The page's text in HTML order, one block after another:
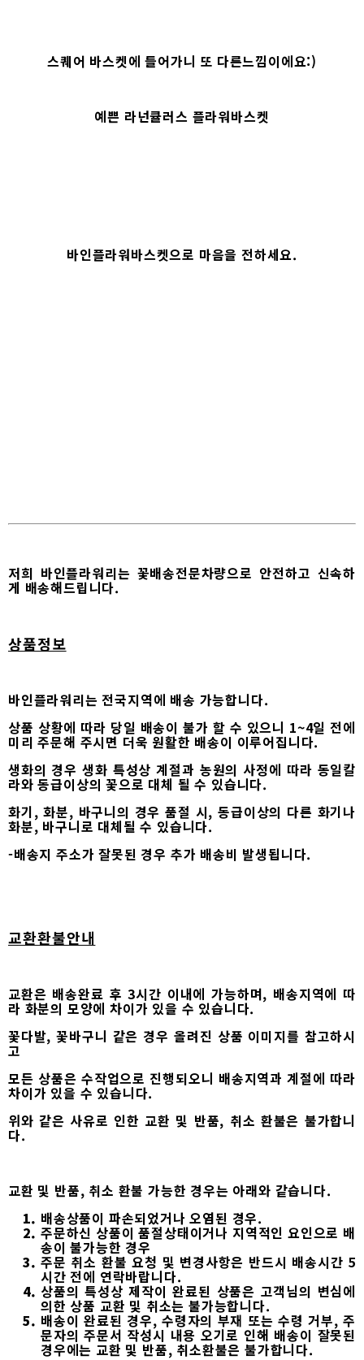
스퀘어 바스켓에 들어가니 또 다른느낌이에요:)
예쁜 라넌큘러스 플라워바스켓
바인플라워바스켓으로 마음을 전하세요.
저희 바인플라워리는 꽃배송전문차량으로 안전하고 신속하
게 배송해드립니다.
상품정보
바인플라워리는 전국지역에 배송 가능합니다.
상품 상황에 따라 당일 배송이 불가 할 수 있으니 1~4일 전에
미리 주문해 주시면 더욱 원활한 배송이 이루어집니다.
생화의 경우 생화 특성상 계절과 농원의 사정에 따라 동일칼
라와 동급이상의 꽃으로 대체 될 수 있습니다.
화기, 화분, 바구니의 경우 품절 시, 동급이상의 다른 화기나
화분, 바구니로 대체될 수 있습니다.
-배송지 주소가 잘못된 경우 추가 배송비 발생됩니다.
교환환불안내
교환은 배송완료 후 3시간 이내에 가능하며, 배송지역에 따
라 화분의 모양에 차이가 있을 수 있습니다.
꽃다발, 꽃바구니 같은 경우 올려진 상품 이미지를 참고하시
고
모든 상품은 수작업으로 진행되오니 배송지역과 계절에 따라
차이가 있을 수 있습니다.
위와 같은 사유로 인한 교환 및 반품, 취소 환불은 불가합니
다.
교환 및 반품, 취소 환불 가능한 경우는 아래와 같습니다.
배송상품이 파손되었거나 오염된 경우.
주문하신 상품이 품절상태이거나 지역적인 요인으로 배
송이 불가능한 경우
주문 취소 환불 요청 및 변경사항은 반드시 배송시간 5
시간 전에 연락바랍니다.
상품의 특성상 제작이 완료된 상품은 고객님의 변심에
의한 상품 교환 및 취소는 불가능합니다.
배송이 완료된 경우, 수령자의 부재 또는 수령 거부, 주
문자의 주문서 작성시 내용 오기로 인해 배송이 잘못된
경우에는 교환 및 반품, 취소환불은 불가합니다.